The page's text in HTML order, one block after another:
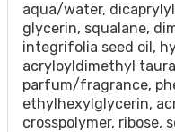
aqua/water,
glycerin, squalane,
integrifolia seed oil,
acryloyldimethyl
parfum/fragrance,
ethylhexylglycerin,
crosspolymer, ribose,